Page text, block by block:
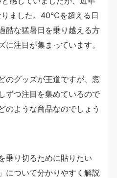
ました。40℃を超える日
酷な猛暑日を乗り越える方
注目が集まっています。
のグッズが王道ですが、窓
ずつ注目を集めているので
のような商品なのでしょう
乗り切るために貼りたい
について分かりやすく解説